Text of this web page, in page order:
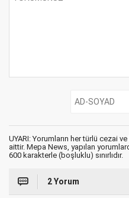
UYARI: Yorumların her türlü cezai
aittir. Mepa News, yapılan
600 karakterle (boşluklu) sınırlıdır.
2 Yorum